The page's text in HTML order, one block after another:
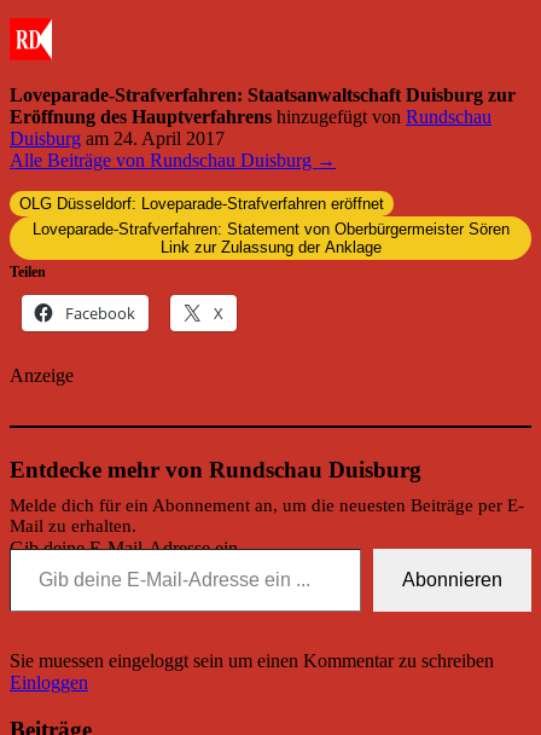
Loveparade-Strafverfahren: Staatsanwaltschaft Duisburg zur
Eröffnung des Hauptverfahrens hinzugefügt von Rundschau
Duisburg am 24. April 2017
Alle Beiträge von Rundschau Duisburg →
OLG Düsseldorf: Loveparade-Strafverfahren eröffnet
Loveparade-Strafverfahren: Statement von Oberbürgermeister Sören
Link zur Zulassung der Anklage
Teilen
Facebook X
Anzeige
Entdecke mehr von Rundschau Duisburg
Melde dich für ein Abonnement an, um die neuesten Beiträge per E-
Mail zu erhalten.
Gib deine E-Mail-Adresse ein ...
Abonnieren
Sie muessen eingeloggt sein um einen Kommentar zu schreiben
Einloggen
Beiträge